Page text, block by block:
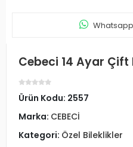
Cebeci 14 Ayar Çift
Ürün Kodu: 2557
Marka: CEBECİ
Kategori: Özel Bileklikler